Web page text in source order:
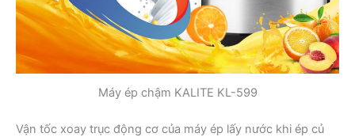
Máy ép chậm KALITE KL-599
Vận tốc xoay trục động cơ của máy ép lấy nước khi ép củ